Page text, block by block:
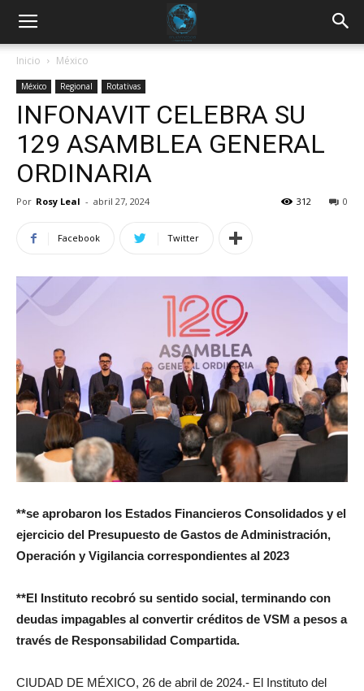
Inicio México
México Regional Rotativas
INFONAVIT CELEBRA SU
129 ASAMBLEA GENERAL
ORDINARIA
Por Rosy Leal - abril 27, 2024 0
312
Facebook Twitter
**se aprobaron los Estados Financieros Consolidados y el
ejercicio del Presupuesto de Gastos de Administración,
Operación y Vigilancia correspondientes al 2023
**El Instituto recobró su sentido social, terminando con
deudas impagables al convertir créditos de VSM a pesos a
través de Responsabilidad Compartida.
CIUDAD DE MÉXICO, 26 de abril de 2024.- El Instituto del